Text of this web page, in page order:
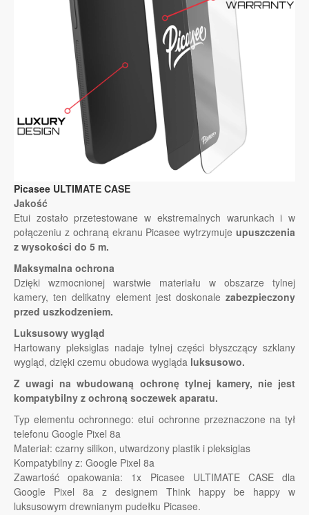
Picasee ULTIMATE CASE
Jakość
Etui zostało przetestowane w ekstremalnych warunkach i w
połączeniu z ochraną ekranu Picasee wytrzymuje upuszczenia
z wysokości do 5 m.
Maksymalna ochrona
Dzięki wzmocnionej warstwie materiału w obszarze tylnej
kamery, ten delikatny element jest doskonale zabezpieczony
przed uszkodzeniem.
Luksusowy wygląd
Hartowany pleksiglas nadaje tylnej części błyszczący szklany
wygląd, dzięki czemu obudowa wygląda luksusowo.
Z uwagi na wbudowaną ochronę tylnej kamery, nie jest
kompatybilny z ochroną soczewek aparatu.
Typ elementu ochronnego: etui ochronne przeznaczone na tył
telefonu Google Pixel 8a
Materiał: czarny silikon, utwardzony plastik i pleksiglas
Kompatybilny z: Google Pixel 8a
Zawartość opakowania: 1x Picasee ULTIMATE CASE dla
Google Pixel 8a z designem Think happy be happy w
luksusowym drewnianym pudełku Picasee.